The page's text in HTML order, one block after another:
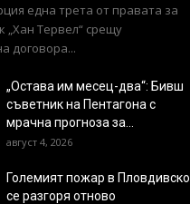
една трета от правата за
„Хан Тервел“ срещу
договора...
„Остава им месец-два“: Бивш
съветник на Пентагона с
мрачна прогноза за...
август 4, 2026
Големият пожар в Пловдивско
се разгоря отново